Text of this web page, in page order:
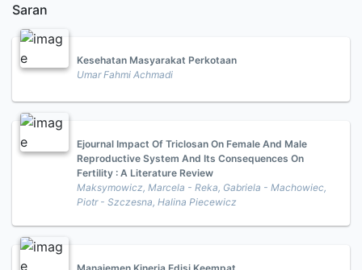
Saran
Kesehatan Masyarakat Perkotaan
Umar Fahmi Achmadi
Ejournal Impact Of Triclosan On Female And Male
Reproductive System And Its Consequences On
Fertility : A Literature Review
Maksymowicz, Marcela - Reka, Gabriela - Machowiec,
Piotr - Szczesna, Halina Piecewicz